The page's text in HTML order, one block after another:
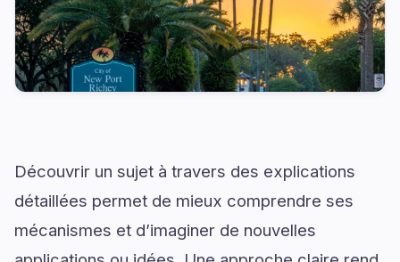
Découvrir un sujet à travers des explications
détaillées permet de mieux comprendre ses
mécanismes et d’imaginer de nouvelles